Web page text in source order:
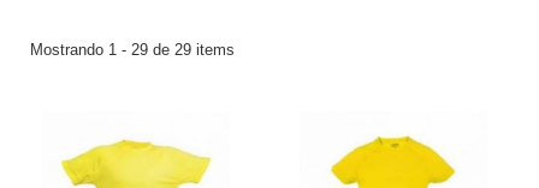
Mostrando 1 - 29 de 29 items